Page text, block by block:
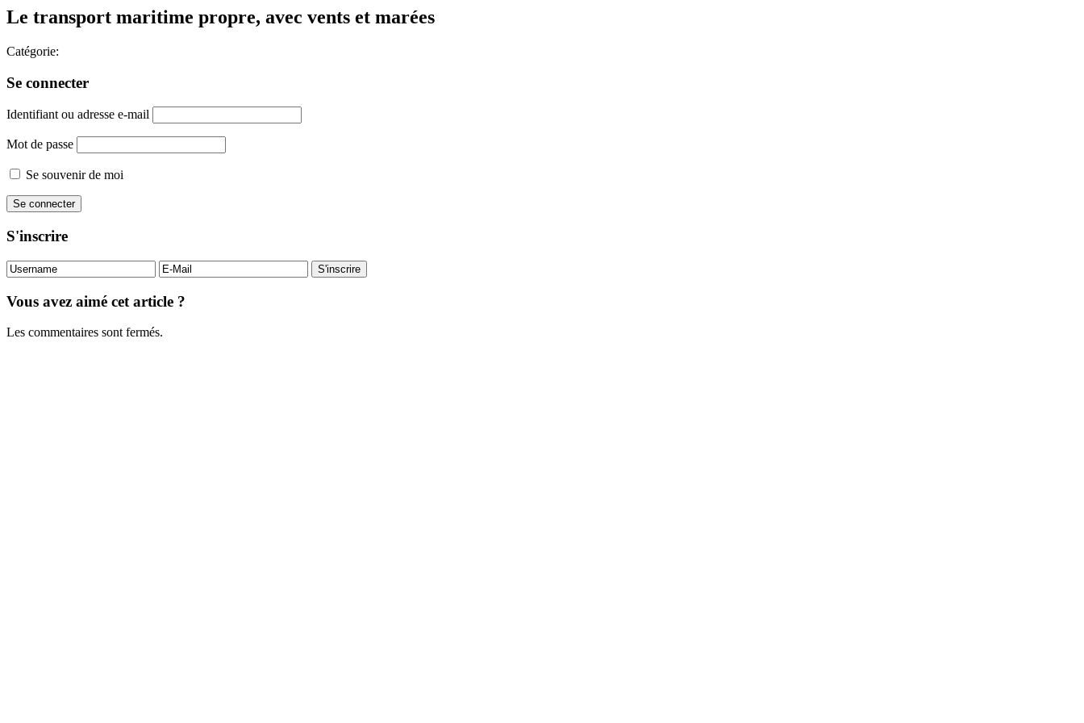
Le transport maritime propre, avec vents et marées
Catégorie:
Se connecter
Identifiant ou adresse e-mail
Mot de passe
Se souvenir de moi
S'inscrire
Vous avez aimé cet article ?
Les commentaires sont fermés.